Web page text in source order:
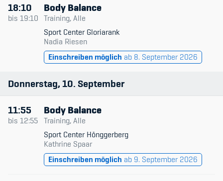
18:10
bis 19:10
Body Balance
Training, Alle
Sport Center Gloriarank
Nadia Riesen
Einschreiben möglich ab 8. September 2026
Donnerstag 10 September
11:55
bis 12:55
Body Balance
Training, Alle
Sport Center Hönggerberg
Kathrine Spaar
Einschreiben möglich ab 9. September 2026